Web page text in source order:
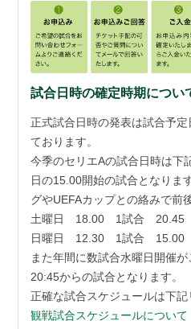
試合日時の確定時期につい
正式試合日時の発表は試合予
ております。
今季のセリエAの試合日時は下
日の15.00開始の試合となりま
グやUEFAカップとの絡みで前
土曜日 18.00 1試合 20.45
日曜日 12.30 1試合
また年間に数試合水曜日開催
20:45からの試合となります。
正確な試合スケジュールは下記
観戦試合スケジュールについて